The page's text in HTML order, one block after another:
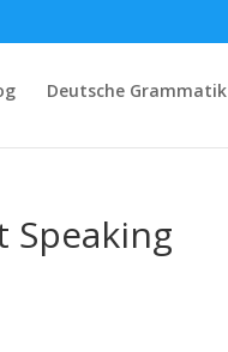
Deutsche Grammatik
Speaking